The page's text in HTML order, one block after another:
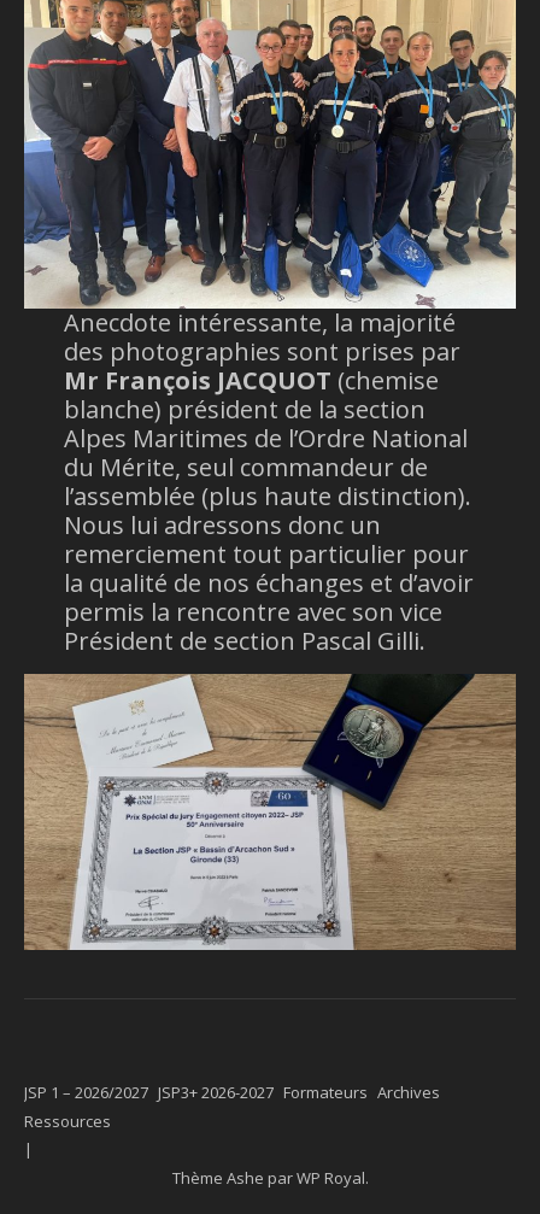
Anecdote intéressante, la majorité
des photographies sont prises par
Mr François JACQUOT (chemise
blanche) président de la section
Alpes Maritimes de l’Ordre National
du Mérite, seul commandeur de
l’assemblée (plus haute distinction).
Nous lui adressons donc un
remerciement tout particulier pour
la qualité de nos échanges et d’avoir
permis la rencontre avec son vice
Président de section Pascal Gilli.
JSP 1 – 2026/2027 JSP3+ 2026-2027 Formateurs Archives
Ressources
Thème Ashe parWP Royal.